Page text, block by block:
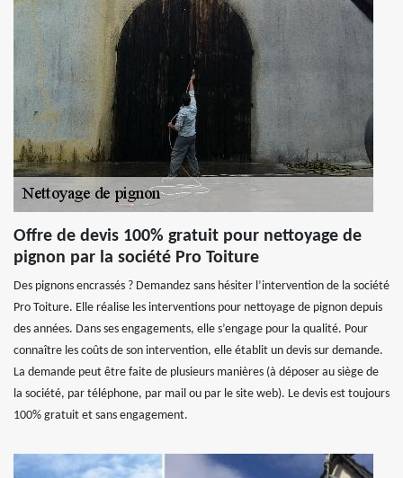
Offre de devis 100% gratuit pour nettoyage de
pignon par la société Pro Toiture
Des pignons encrassés ? Demandez sans hésiter l’intervention de la société
Pro Toiture. Elle réalise les interventions pour nettoyage de pignon depuis
des années. Dans ses engagements, elle s’engage pour la qualité. Pour
connaître les coûts de son intervention, elle établit un devis sur demande.
La demande peut être faite de plusieurs manières (à déposer au siège de
la société, par téléphone, par mail ou par le site web). Le devis est toujours
100% gratuit et sans engagement.